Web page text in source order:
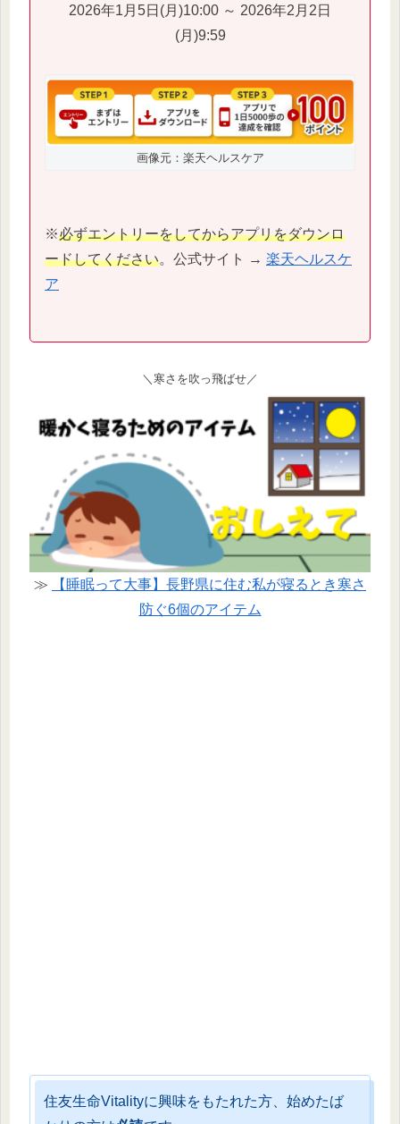
2026年1月5日(月)10:00 ～ 2026年2月2日
(月)9:59
画像元：楽天ヘルスケア
※必ずエントリーをしてからアプリをダウンロ
ードしてください。公式サイト → 楽天ヘルスケ
ア
＼寒さを吹っ飛ばせ／
≫
【睡眠って大事】長野県に住む私が寝るとき寒さ
防ぐ6個のアイテム
住友生命Vitalityに興味をもたれた方、始めたば